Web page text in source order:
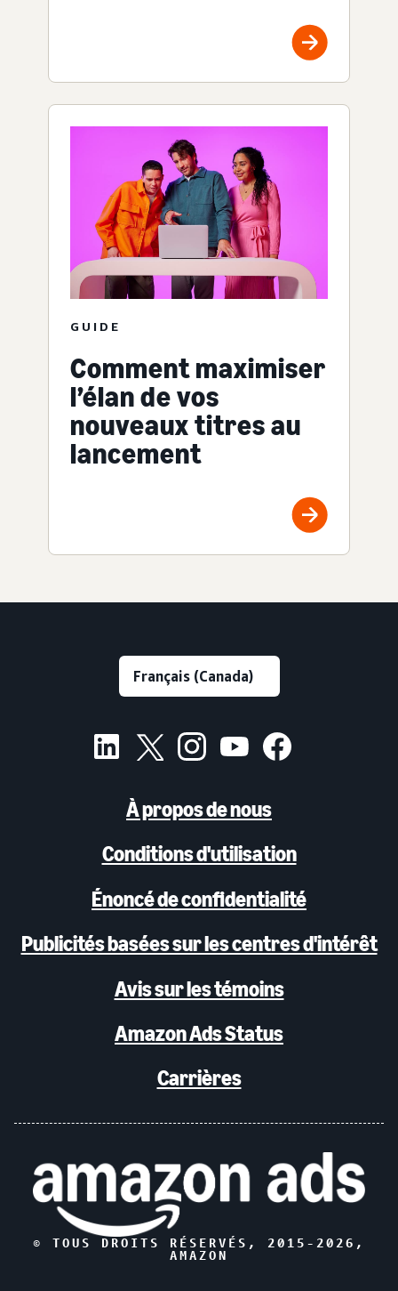
GUIDE
Comment maximiser
l’élan de vos
nouveaux titres au
lancement
À propos de nous
Conditions d'utilisation
Énoncé de confidentialité
Publicités basées sur les centres d'intérêt
Avis sur les témoins
Amazon Ads Status
Carrières
© TOUS DROITS RÉSERVÉS, 2015- 2026 ,
AMAZON